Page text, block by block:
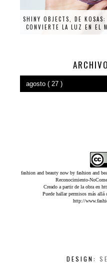
SHINY OBJECTS, DE
CONVIERTE LA LUZ EN EL
fashion and beauty now by fashion and
Reconocimiento-
Creado a partir de la obra en
Puede hallar permisos más allá
http://
DESIGN: